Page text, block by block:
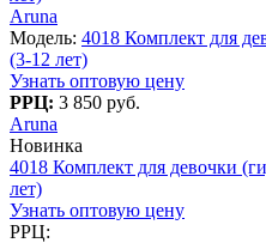
Aruna
Модель: 4018 Комплект для
(3-12 лет)
Узнать оптовую цену
РРЦ: 3 850 руб.
Aruna
Новинка
4018 Комплект для девочки
лет)
Узнать оптовую цену
РРЦ: